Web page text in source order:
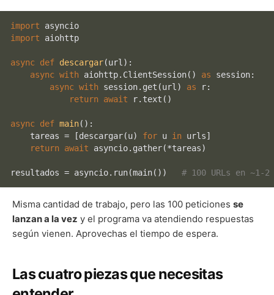
import
import aiohttp
async def descargar(url ):
async with aiohttp.ClientSession() as session:
async with session.get(url) as r:
return await r.text()
async def main():
    tareas = [descargar(u)
for u in urls]
return await asyncio.gather(*tareas)
resultados = asyncio.run(main()) # 100 URLs en ~1-2
Misma cantidad de trabajo, pero las 100 peticiones se
lanzan a la vez y el programa va atendiendo respuestas
según vienen. Aprovechas el tiempo de espera.
Las cuatro piezas que necesitas